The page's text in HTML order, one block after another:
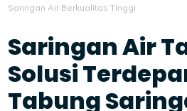
Saringan Air Berkualitas Tinggi
Saringan Air
Solusi
Tabung